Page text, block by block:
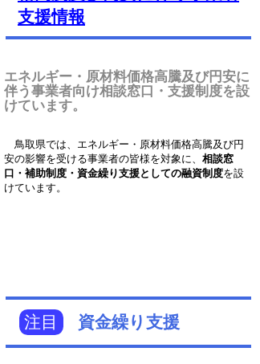
支援情報
エネルギー・原材料価格高騰及び円安に
伴う事業者向け相談窓口・支援制度を設
けています。
鳥取県では、エネルギー・原材料価格高騰及び円
安の影響を受ける事業者の皆様を対象に、 相談窓
口・補助制度・資金繰り支援としての融資制度を設
けています。
注目 資金繰り支援